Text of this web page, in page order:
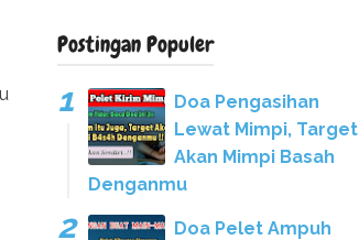
Postingan Populer
Doa Pengasihan
Lewat Mimpi, Target
Akan Mimpi Basah
Denganmu
Doa Pelet Ampuh